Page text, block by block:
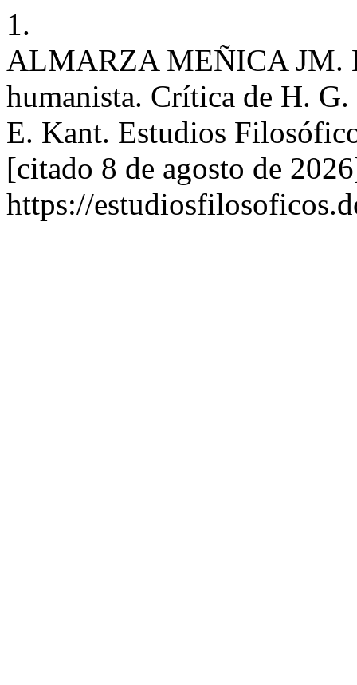
1.
ALMARZA MEÑICA JM.
humanista. Crítica de H.
E. Kant. Estudios
[citado 8 de agosto de
https://